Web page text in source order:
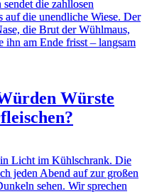
die zahllosen
die unendliche Wiese. Der
die Brut der Wühlmaus,
ihn am Ende frisst – langsam
Würste
Licht im Kühlschrank. Die
jeden Abend auf zur großen
sehen. Wir sprechen